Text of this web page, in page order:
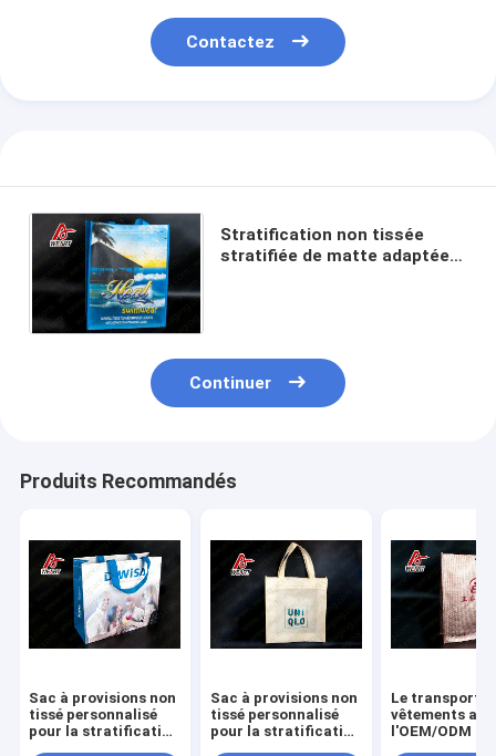
Contactez
Stratification non tissée
stratifiée de matte adaptée
Continuer
Produits Recommandés
Sac à provisions non
tissé personnalisé
pour la stratification
Sac à provisions non
tissé personnalisé
pour la stratification
Le
vêtements a
l'OEM/ODM